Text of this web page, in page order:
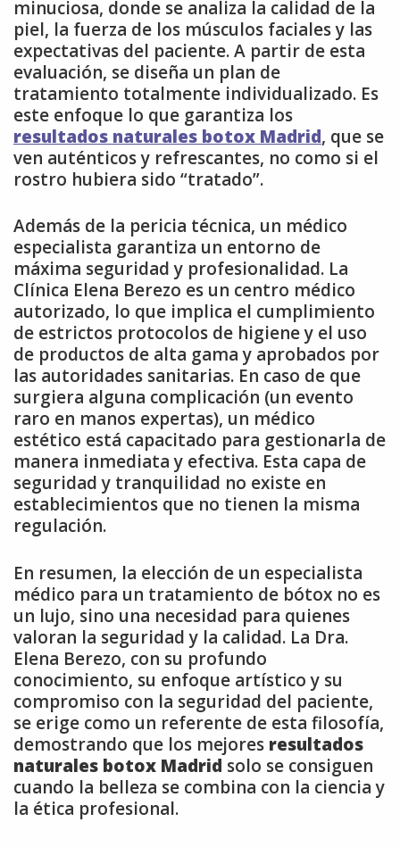
minuciosa, donde se analiza la calidad de la
piel, la fuerza de los músculos faciales y las
expectativas del paciente. A partir de esta
evaluación, se diseña un plan de
tratamiento totalmente individualizado. Es
este enfoque lo que garantiza los
resultados naturales botox Madrid, que se
ven auténticos y refrescantes, no como si el
rostro hubiera sido “tratado”.
Además de la pericia técnica, un médico
especialista garantiza un entorno de
máxima seguridad y profesionalidad. La
Clínica Elena Berezo es un centro médico
autorizado, lo que implica el cumplimiento
de estrictos protocolos de higiene y el uso
de productos de alta gama y aprobados por
las autoridades sanitarias. En caso de que
surgiera alguna complicación (un evento
raro en manos expertas), un médico
estético está capacitado para gestionarla de
manera inmediata y efectiva. Esta capa de
seguridad y tranquilidad no existe en
establecimientos que no tienen la misma
regulación.
En resumen, la elección de un especialista
médico para un tratamiento de bótox no es
un lujo, sino una necesidad para quienes
valoran la seguridad y la calidad. La Dra.
Elena Berezo, con su profundo
conocimiento, su enfoque artístico y su
compromiso con la seguridad del paciente,
se erige como un referente de esta filosofía,
demostrando que los mejores resultados
naturales botox Madrid solo se consiguen
cuando la belleza se combina con la ciencia y
la ética profesional.